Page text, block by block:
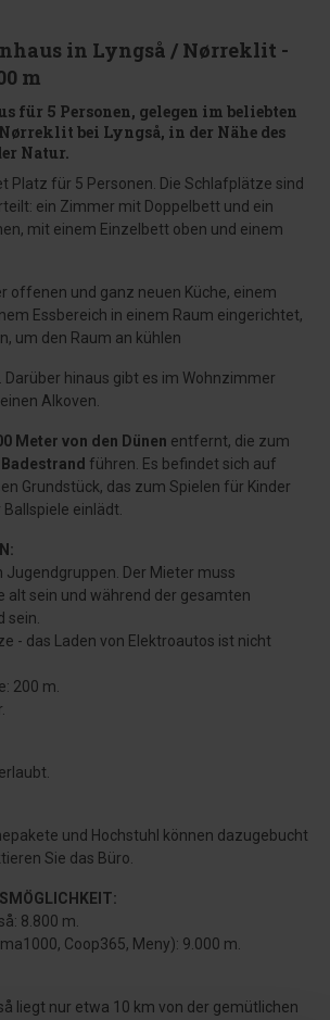
in Lyngså / Nørreklit -
m
für 5 Personen, gelegen im beliebten
bei Lyngså, in der Nähe des
Natur.
Platz für 5 Personen. Die Schlafplätze sind
ein Zimmer mit Doppelbett und ein
mit einem Einzelbett oben und einem
offenen und ganz neuen Küche, einem
Essbereich in einem Raum eingerichtet,
um den Raum an kühlen
hinaus gibt es im Wohnzimmer
Alkoven.
Meter von den Dünen entfernt, die zum
führen. Es befindet sich auf
Grundstück, das zum Spielen für Kinder
einlädt.
Jugendgruppen. Der Mieter muss
alt sein und während der gesamten
sein.
- das Laden von Elektroautos ist nicht
200 m.
und Hochstuhl können dazugebucht
Sie das Büro.
8.800 m.
Coop365, Meny): 9.000 m.
liegt nur etwa 10 km von der gemütlichen